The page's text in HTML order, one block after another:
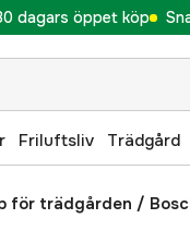
dagars öppet köp
Friluftsliv Trädgård
för trädgården /